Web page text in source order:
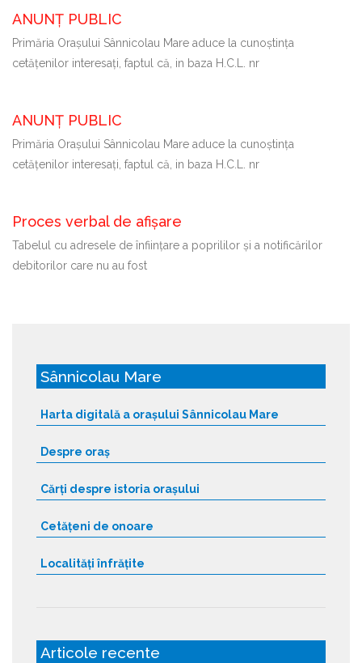
ANUNȚ PUBLIC
Primăria Oraşului Sânnicolau Mare aduce la cunoştinţa
cetăţenilor interesaţi, faptul că, in baza H.C.L. nr
ANUNȚ PUBLIC
Primăria Oraşului Sânnicolau Mare aduce la cunoştinţa
cetăţenilor interesaţi, faptul că, in baza H.C.L. nr
Proces verbal de afișare
Tabelul cu adresele de înființare a poprililor și a notificărilor
debitorilor care nu au fost
Sânnicolau Mare
Harta digitală a orașului Sânnicolau Mare
Despre oraș
Cărți despre istoria orașului
Cetățeni de onoare
Localități înfrățite
Articole recente